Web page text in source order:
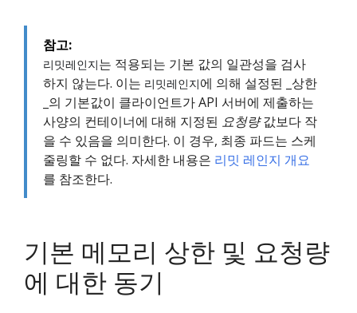
참고:
리밋레인지는 적용되는 기본 값의 일관성을 검사
하지 않는다. 이는 리밋레인지에 의해 설정된 _상한
_의 기본값이 클라이언트가 API 서버에 제출하는
사양의 컨테이너에 대해 지정된 요청량값보다 작
을 수 있음을 의미한다. 이 경우, 최종 파드는 스케
줄링할 수 없다. 자세한 내용은 리밋 레인지 개요
를 참조한다.
기본 메모리 상한 및 요청량
에 대한 동기